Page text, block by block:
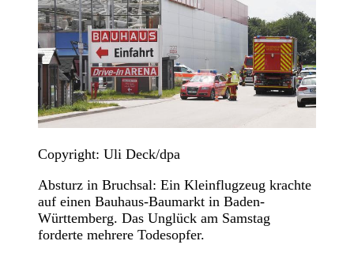
Copyright: Uli Deck/dpa
Absturz in Bruchsal: Ein Kleinflugzeug krachte
auf einen Bauhaus-Baumarkt in Baden-
Württemberg. Das Unglück am Samstag
forderte mehrere Todesopfer.